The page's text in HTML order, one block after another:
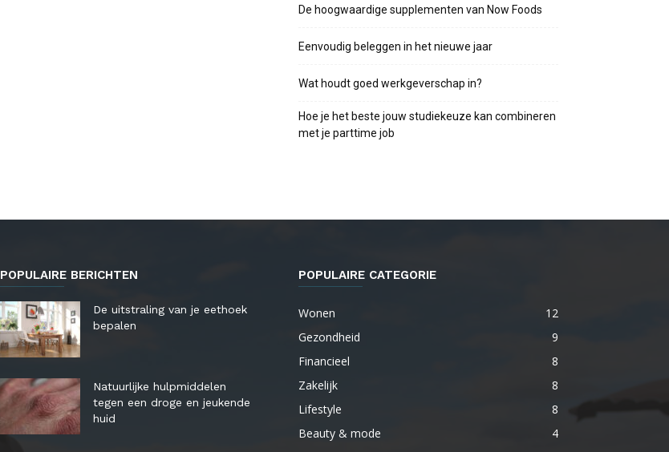
De hoogwaardige supplementen van Now Foods
Eenvoudig beleggen in het nieuwe jaar
Wat houdt goed werkgeverschap in?
Hoe je het beste jouw studiekeuze kan combineren
met je parttime job
POPULAIRE BERICHTEN
De uitstraling van je eethoek
bepalen
Natuurlijke hulpmiddelen
tegen een droge en jeukende
huid
POPULAIRE CATEGORIE
Wonen
12
Gezondheid
9
Financieel
8
Zakelijk
8
Lifestyle
8
Beauty & mode
4